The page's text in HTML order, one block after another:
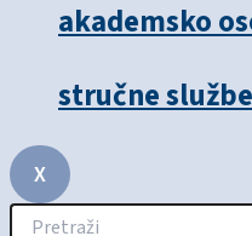
akademsko
stručne službe
X